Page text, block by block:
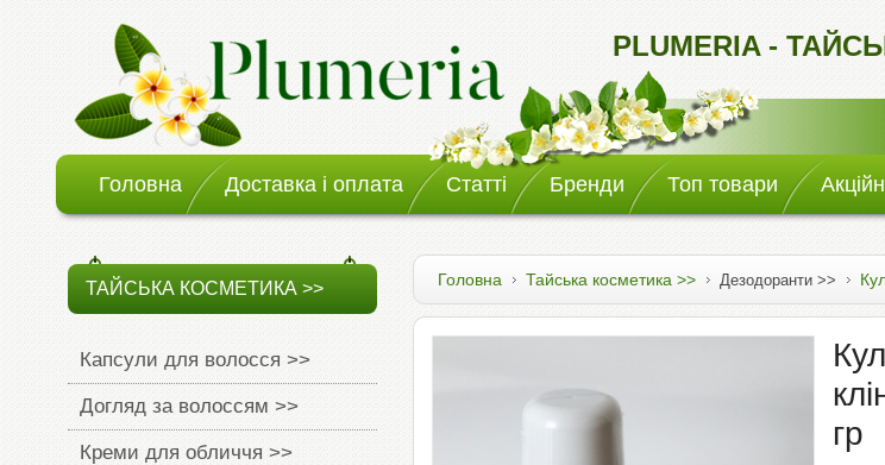
PLUMERIA -
Головна Доставка і оплата Статті Бренди Топ товари
ТАЙСЬКА КОСМЕТИКА >>
Капсули для волосся >>
Догляд за волоссям >>
Креми для обличчя >>
Головна Тайська косметика >> Дезодоранти >>
гр